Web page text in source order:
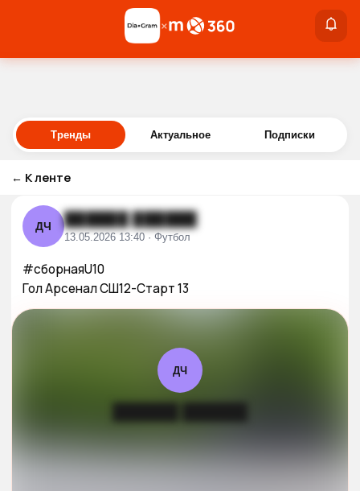
Войти
×
Тренды Актуальное Подписки
← К ленте
ДЧ ██████ ██████
13.05.2026 13:40 · Футбол
#сборнаяU10
Гол Арсенал СШ12-Старт 13
ДЧ